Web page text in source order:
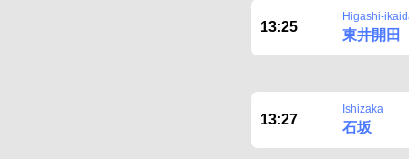
13:25
Higashi-
東井開田
13:27
Ishizaka
石坂